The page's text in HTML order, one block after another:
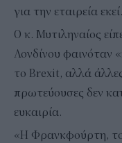
για την εταιρεία
Ο κ. Μυτιληναίος
Λονδίνου φαινόταν
το Brexit, αλλά
πρωτεύουσες δεν
ευκαιρία.
«Η Φρανκφούρτη,